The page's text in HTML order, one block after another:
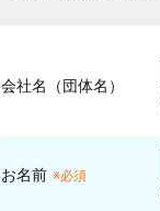
会社名（団体名）
お名前 ※必須